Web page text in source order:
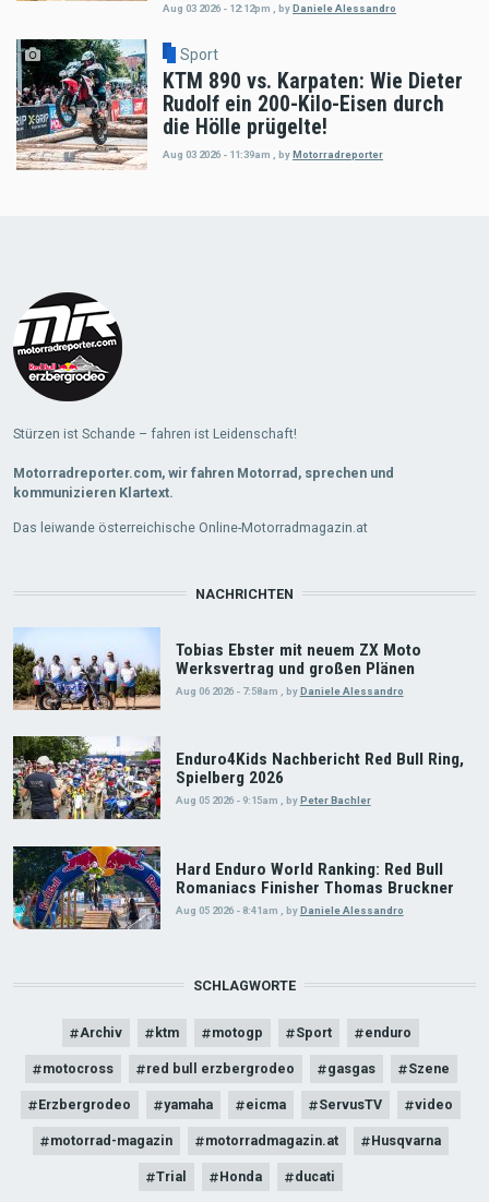
Aug 03 2026 - 12:12pm byDaniele Alessandro
Sport
KTM 890 vs. Karpaten: Wie Dieter
Rudolf ein 200-Kilo-Eisen durch
die Hölle prügelte!
Aug 03 2026 - 11:39am byMotorradreporter
Stürzen ist Schande – fahren ist Leidenschaft!
Motorradreporter.com, wir fahren Motorrad, sprechen und
kommunizieren Klartext.
Das leiwande österreichische Online-Motorradmagazin.at
NACHRICHTEN
Tobias Ebster mit neuem ZX Moto
Werksvertrag und großen Plänen
Aug 06 2026 - 7:58am byDaniele Alessandro
Enduro4Kids Nachbericht Red Bull Ring,
Spielberg 2026
Aug 05 2026 - 9:15am , by Peter Bachler
Hard Enduro World Ranking: Red Bull
Romaniacs Finisher Thomas Bruckner
Aug 05 2026 - 8:41am byDaniele Alessandro
SCHLAGWORTE
Archiv ktm motogp Sport enduro
motocross red bull erzbergrodeo gasgas Szene
Erzbergrodeo yamaha eicma ServusTV video
motorrad-magazin motorradmagazin.at Husqvarna
Trial Honda ducati